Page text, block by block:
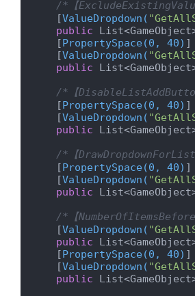
/*【
    [
ValueDropdown(
public
    [
PropertySpace(0, 40) ]
    [
ValueDropdown(
public
/*【
    [
PropertySpace(0, 40) ]
    [
ValueDropdown(
public
/*【
    [
PropertySpace(0, 40) ]
    [
ValueDropdown(
public
/*【
    [
ValueDropdown(
public
    [
PropertySpace(0, 40) ]
    [
ValueDropdown(
public